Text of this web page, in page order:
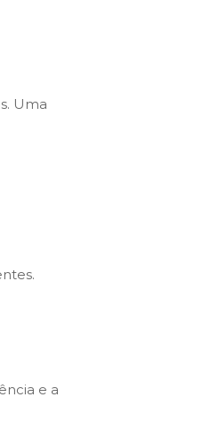
Uma
e a